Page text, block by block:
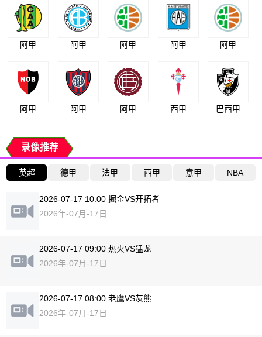
阿甲 阿甲 阿甲 阿甲 阿甲
阿甲 阿甲 阿甲 西甲 巴西甲
录像推荐
英超 德甲 法甲 西甲 意甲 NBA
2026-07-17 10:00 掘金VS开拓者
2026年-07月-17日
2026-07-17 09:00 热火VS猛龙
2026年-07月-17日
2026-07-17 08:00 老鹰VS灰熊
2026年-07月-17日